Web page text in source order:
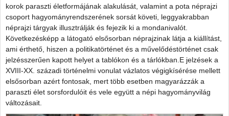
korok paraszti életformájának alakulását, valamint a pota néprajzi
csoport hagyományrendszerének sorsát követi, leggyakrabban
néprajzi tárgyak illusztrálják és fejezik ki a mondanivalót.
Következésképp a látogató elsősorban néprajzinak látja a kiállítást,
ami érthető, hiszen a politikatörténet és a művelődéstörténet csak
jelzésszerűen kapott helyet a tablókon és a tárlókban.E jelzések a
XVIII-XX. századi történelmi vonulat vázlatos végigkísérése mellett
elsősorban azért fontosak, mert több esetben magyarázzák a
paraszti élet sorsfordulóit és vele együtt a népi hagyományvilág
változásait.